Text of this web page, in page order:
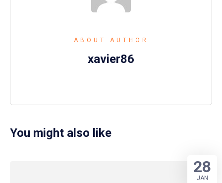
ABOUT AUTHOR
xavier86
You might also like
28
JAN